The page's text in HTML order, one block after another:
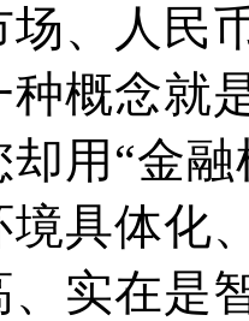
场、人民
概念就
用“金
境具体化
、实在是